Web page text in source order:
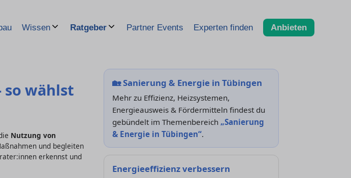
Wissen Ratgeber Partner Events Experten finden Anbieten
so wählst
Nutzung von
und begleiten
erkennst und
🏡Sanierung & Energie in Tübingen
Mehr zu Effizienz, Heizsystemen,
Energieausweis & Fördermitteln findest du
gebündelt im Themenbereich „Sanierung
& Energie in Tübingen“.
Energieeffizienz verbessern